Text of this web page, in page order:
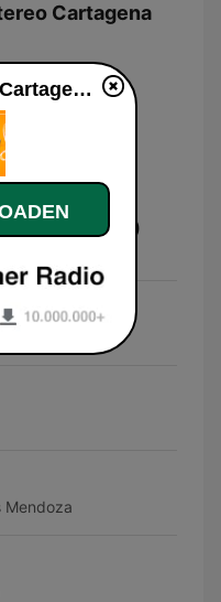
Cartagena
dagen
(El Tornillo)
Mendoza
Olímpica Stereo Cartagena 90.5 FM live luisteren